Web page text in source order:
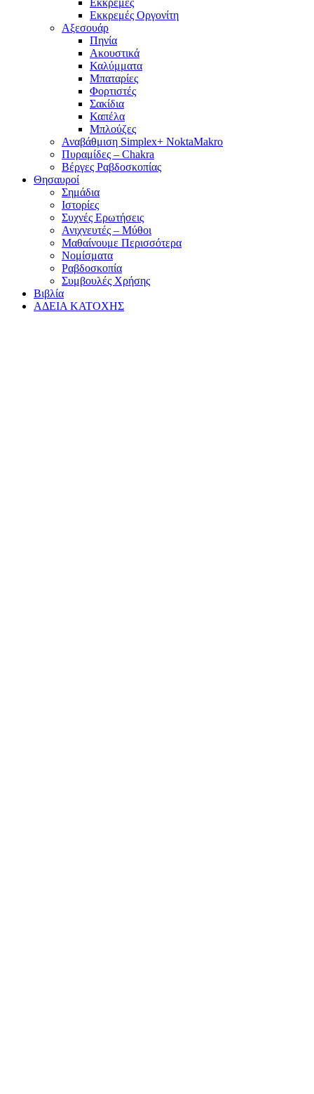
Εκκρεμές Οργονίτη
Αξεσουάρ
Πηνία
Ακουστικά
Καλύμματα
Μπαταρίες
Φορτιστές
Σακίδια
Καπέλα
Μπλούζες
Αναβάθμιση Simplex+ NoktaMakro
Πυραμίδες – Chakra
Βέργες Ραβδοσκοπίας
Θησαυροί
Σημάδια
Ιστορίες
Συχνές Ερωτήσεις
Ανιχνευτές – Μύθοι
Μαθαίνουμε Περισσότερα
Νομίσματα
Ραβδοσκοπία
Συμβουλές Χρήσης
Βιβλία
ΑΔΕΙΑ ΚΑΤΟΧΗΣ